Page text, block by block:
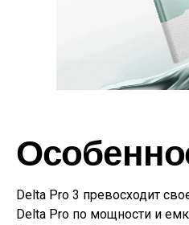
Delta Pro 3 превосходит
Delta Pro по мощности и